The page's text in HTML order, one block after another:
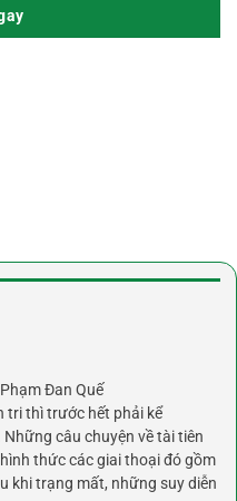
Đan Quế
tri thì trước hết phải kể
câu chuyện về tài tiên
thức các giai thoại đó gồm
khi trạng mất, những suy diễn